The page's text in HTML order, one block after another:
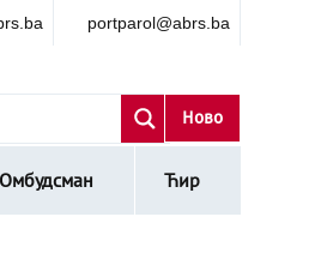
portparol@abrs.ba
Ново
Омбудсман Ћир